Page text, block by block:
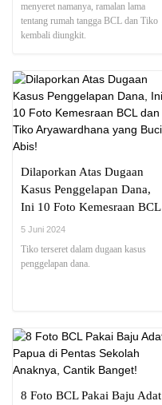
menyeret namanya, ramalan lama
tentang rumah tangga BCL dan Tiko
kembali diungkit.
Dilaporkan Atas Dugaan
Kasus Penggelapan Dana,
Ini 10 Foto Kemesraan BCL
dan Tiko Aryawardhana
5 Juni 2024
Tiko terseret dalam dugaan kasus
penggelapan dana.
8 Foto BCL Pakai Baju Adat